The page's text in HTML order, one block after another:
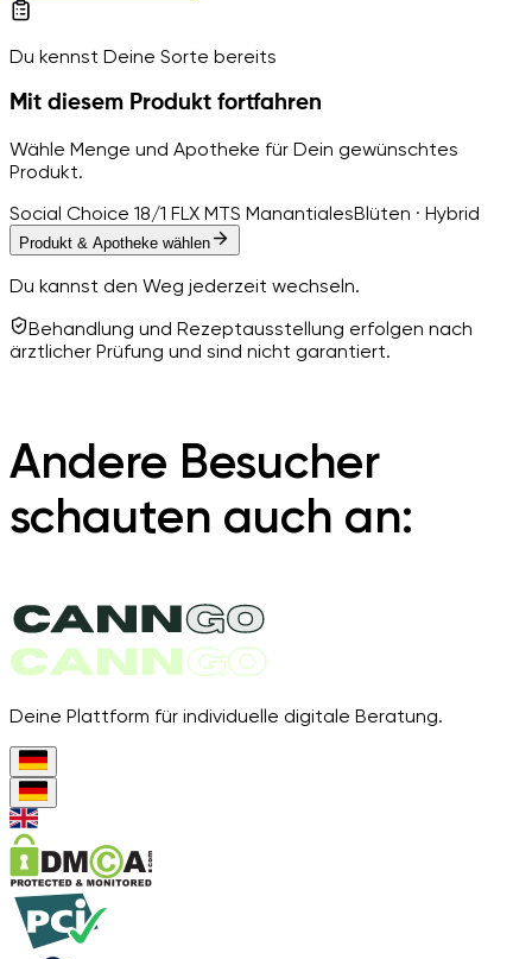
Du kennst Deine Sorte bereits
Mit diesem Produkt fortfahren
Wähle Menge und Apotheke für Dein gewünschtes
Produkt.
Social Choice 18/1 FLX MTS ManantialesBlüten · Hybrid
Produkt & Apotheke wählen
Du kannst den Weg jederzeit wechseln.
Behandlung und Rezeptausstellung erfolgen nach
ärztlicher Prüfung und sind nicht garantiert.
Andere Besucher
schauten auch an:
Deine Plattform für individuelle digitale Beratung.